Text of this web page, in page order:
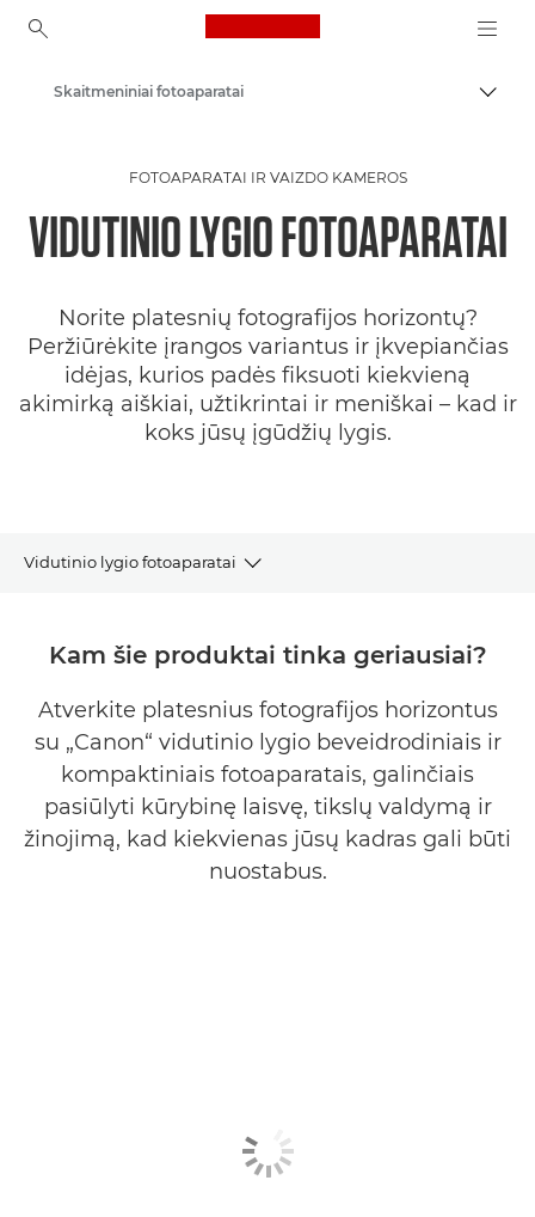
Canon Logo, back to
Skaitmeniniai fotoaparatai
FOTOAPARATAI IR VAIZDO KAMEROS
VIDUTINIO LYGIO FOTOAPARATAI
Norite platesnių fotografijos horizontų?
Peržiūrėkite įrangos variantus ir įkvepiančias
idėjas, kurios padės fiksuoti kiekvieną
akimirką aiškiai, užtikrintai ir meniškai – kad ir
koks jūsų įgūdžių lygis.
Vidutinio lygio fotoaparatai
DUK
Pagalba
Kam šie produktai tinka geriausiai?
Atverkite platesnius fotografijos horizontus
su „Canon“ vidutinio lygio beveidrodiniais ir
kompaktiniais fotoaparatais, galinčiais
pasiūlyti kūrybinę laisvę, tikslų valdymą ir
žinojimą, kad kiekvienas jūsų kadras gali būti
nuostabus.